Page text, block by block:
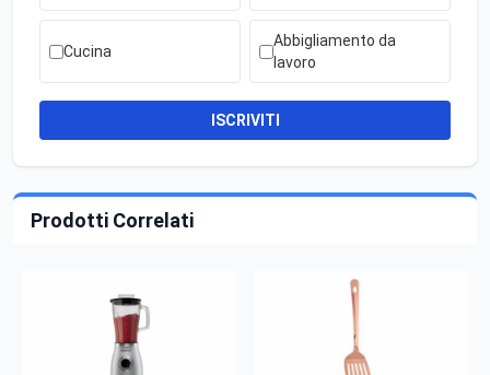
Cucina
Abbigliamento da
lavoro
ISCRIVITI
Prodotti Correlati